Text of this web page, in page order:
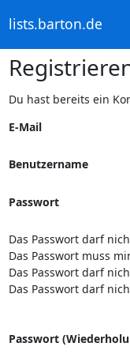
lists.barton.de
Du hast bereits ein
E-Mail
Benutzername
Passwort
Das Passwort darf
Das Passwort muss
Das Passwort darf
Das Passwort darf
Passwort